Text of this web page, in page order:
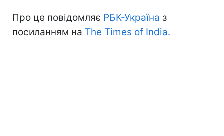
Про це повідомляє РБК-Україна з
посиланням на The Times of India.